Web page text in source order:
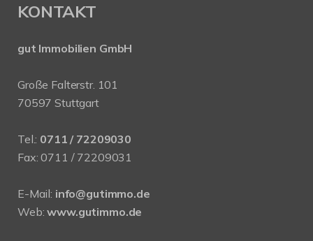
KONTAKT
gut Immobilien GmbH
Große Falterstr. 101
70597 Stuttgart
Tel.: 0711 / 72209030
Fax: 0711 / 72209031
E-Mail: info@gutimmo.de
Web:www.gutimmo.de